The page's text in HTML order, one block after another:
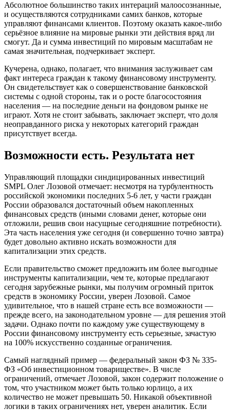
Абсолютное большинство таких интераций малоосознанные,
и осуществляются сотрудниками самих банков, которые
управляют финансами клиентов. Поэтому оказать какое-либо
серьёзное влияние на мировые рынки эти действия вряд ли
смогут. Да и сумма инвестиций по мировым масштабам не
самая значительная, подчеркивает эксперт.
Кучерена, однако, полагает, что внимания заслуживает сам
факт интереса граждан к такому финансовому инструменту.
Он свидетельствует как о совершенствование банковской
системы с одной стороны, так и о росте благосостояния
населения — на последние деньги на фондовом рынке не
играют. Хотя не стоит забывать, заключает эксперт, что доля
неоправданного риска у некоторых категорий граждан
присутствует всегда.
Возможности есть. Результата нет
Управляющий площадки синдицированных инвестиций
SMPL Олег Лозовой отмечает: несмотря на турбулентность
российской экономики последних 5-6 лет, у части граждан
России образовался достаточный объем накопленных
финансовых средств (иными словами денег, которые они
отложили, решив свои насущные сегодняшние потребности).
Эта часть населения уже сегодня (и совершенно точно завтра)
будет довольно активно искать возможности для
капитализации этих средств.
Если правительство сможет предложить им более выгодные
инструменты капитализации, чем те, которые предлагают
сегодня зарубежные рынки, мы получим огромный приток
средств в экономику России, уверен Лозовой. Самое
удивительное, что в нашей стране есть все возможности —
прежде всего, на законодательном уровне — для решения этой
задачи. Однако почти по каждому уже существующему в
России финансовому инструменту есть серьезные, зачастую
на 100% искусственно созданные ограничения.
Самый наглядный пример — федеральный закон ФЗ № 335-
ФЗ «Об инвестиционном товариществе». В числе
ограничений, отмечает Лозовой, закон содержит положение о
том, что участником может быть только юрлицо, а их
количество не может превышать 50. Никакой объективной
логики в таких ограничениях нет, уверен аналитик. Если